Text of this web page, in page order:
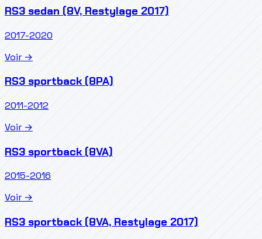
RS3 sedan (8V, Restylage 2017)
2017-2020
Voir →
RS3 sportback (8PA)
2011-2012
Voir →
RS3 sportback (8VA)
2015-2016
Voir →
RS3 sportback (8VA, Restylage 2017)